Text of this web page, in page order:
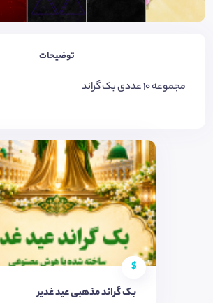
توضیحات
مجموعه ۱۰ عددی بک گراند
$
بک گراند مذهبی عید غدیر